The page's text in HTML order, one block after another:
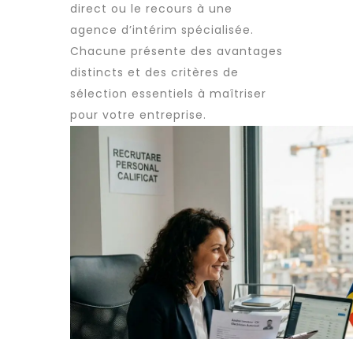
direct ou le recours à une
agence d’intérim spécialisée.
Chacune présente des avantages
distincts et des critères de
sélection essentiels à maîtriser
pour votre entreprise.